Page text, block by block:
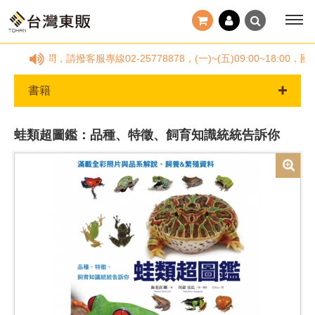
何疑問，請撥客服專線02-25778878，(一)~(五)09:00~18:00，國定
書籍
蛙類超圖鑑：品種、特徵、飼育知識統統告訴你